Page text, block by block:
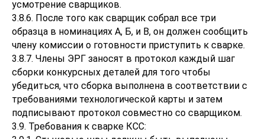
усмотрение сварщиков.
3.8.6. После того как сварщик собрал все три
образца в номинациях А, Б, и В, он должен сообщить
члену комиссии о готовности приступить к сварке.
3.8.7. Члены ЭРГ заносят в протокол каждый шаг
сборки конкурсных деталей для того чтобы
убедиться, что сборка выполнена в соответствии с
требованиями технологической карты и затем
подписывают протокол совместно со сварщиком.
3.9. Требования к сварке КСС: